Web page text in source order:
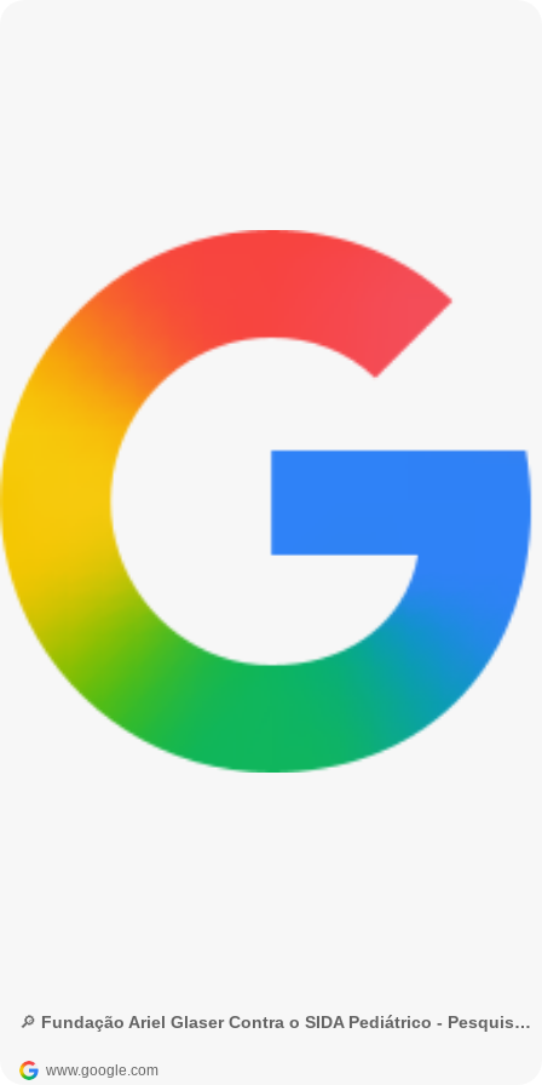
🔎 Fundação Ariel Glaser Contra o SIDA Pediátrico - Pesquisa Google
www.google.com